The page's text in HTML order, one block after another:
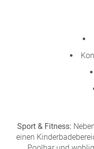
Sport & Fitness:
einen